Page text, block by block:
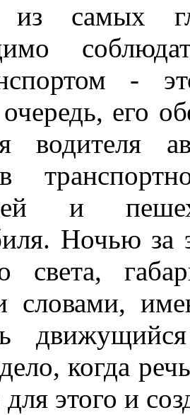
самых
-
его
водителя
и
Ночью за
света,
словами,
когда
этого и